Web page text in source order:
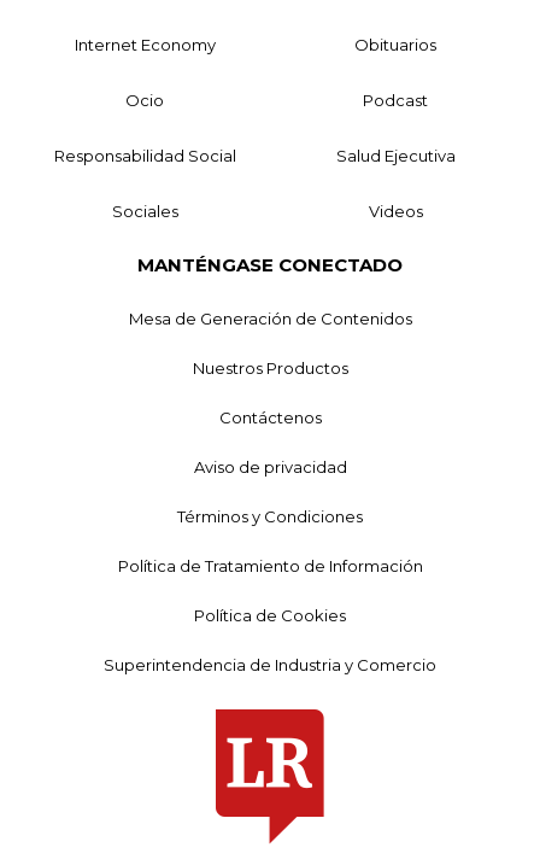
Internet Economy Obituarios
Ocio Podcast
Responsabilidad Social Salud Ejecutiva
Sociales Videos
MANTÉNGASE CONECTADO
Mesa de Generación de Contenidos
Nuestros Productos
Contáctenos
Aviso de privacidad
Términos y Condiciones
Política de Tratamiento de Información
Política de Cookies
Superintendencia de Industria y Comercio